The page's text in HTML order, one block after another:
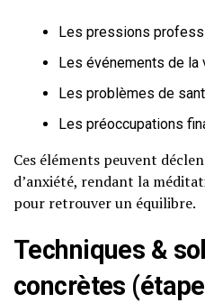
Les pressions
Les événements de
Les problèmes de
Les préoccupations
Ces éléments peuvent
d’anxiété, rendant la
pour retrouver un équilibre.
Techniques &
concrètes